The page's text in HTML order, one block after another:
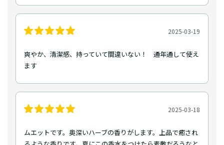
2025-03-19
爽やか、清潔感、持っていて間違いない！ 通年通して使え
ます
2025-03-18
ムエットです。奥深いハーブの香りがします。上品で癒され